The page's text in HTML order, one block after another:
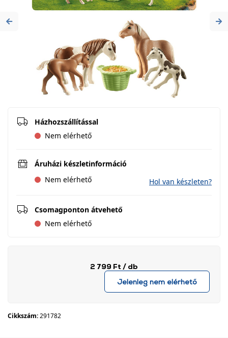
Previous
Házhozszállítással
Nem elérhető
Áruházi készletinformáció
Nem elérhető
Hol van készleten?
Csomagponton átvehető
Nem elérhető
2 799 Ft / db
Jelenleg nem elérhető
Cikkszám:291782